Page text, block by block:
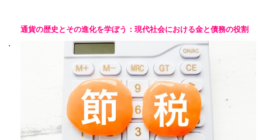
通貨の歴史とその進化を学ぼう：現代社会における金と債務の役割